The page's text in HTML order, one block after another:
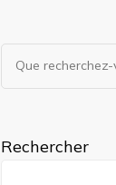
Vous
recherchiez
Rechercher